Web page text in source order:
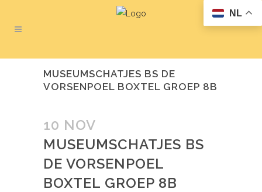
MUSEUMSCHATJES BS DE
VORSENPOEL BOXTEL GROEP 8B
10 NOV
MUSEUMSCHATJES BS
DE VORSENPOEL
BOXTEL GROEP 8B
NL